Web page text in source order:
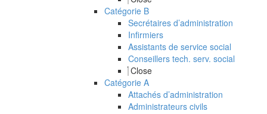
Catégorie B
Secrétaires d’administration
Infirmiers
Assistants de service social
Conseillers tech. serv. social
Close
Catégorie A
Attachés d’administration
Administrateurs civils